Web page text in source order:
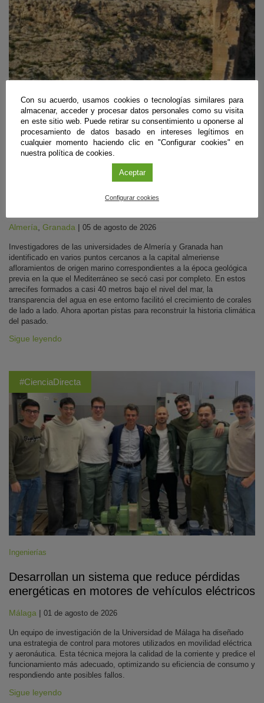
Biología,Geología,Recursos Naturales y Medio Ambiente
Descubren los primeros arrecifes fósiles con
Almería Granada | 05 de agosto de 2026
Investigadores de las universidades de Almería y Granada han
identificado en varios puntos cercanos a la capital almeriense
afloramientos de origen marino correspondientes a la época geológica
previa en la que el Mediterráneo se secó casi por completo. En estos
arrecifes formados a casi 40 metros bajo el nivel del mar, la
transparencia del agua en ese entorno facilitó el crecimiento de corales
de lado a lado. Ahora aportan pistas para reconstruir la historia climática
del pasado.
Sigue leyendo
#CienciaDirecta
Ingenierías
Desarrollan un sistema que reduce pérdidas
energéticas en motores de vehículos eléctricos
Málaga | 01 de agosto de 2026
Un equipo de investigación de la Universidad de Málaga ha diseñado
una estrategia de control para motores utilizados en movilidad eléctrica
y aeronáutica. Esta técnica mejora la calidad de la corriente y predice el
funcionamiento más adecuado, optimizando su eficiencia de consumo y
respondiendo ante posibles fallos.
Sigue leyendo
Con su acuerdo, usamos cookies o tecnologías similares para
almacenar, acceder y procesar datos personales como su visita
en este sitio web. Puede retirar su consentimiento u oponerse al
procesamiento de datos basado en intereses legítimos en
cualquier momento haciendo clic en "Configurar cookies" en
nuestra política de cookies.
Aceptar
Configurar cookies